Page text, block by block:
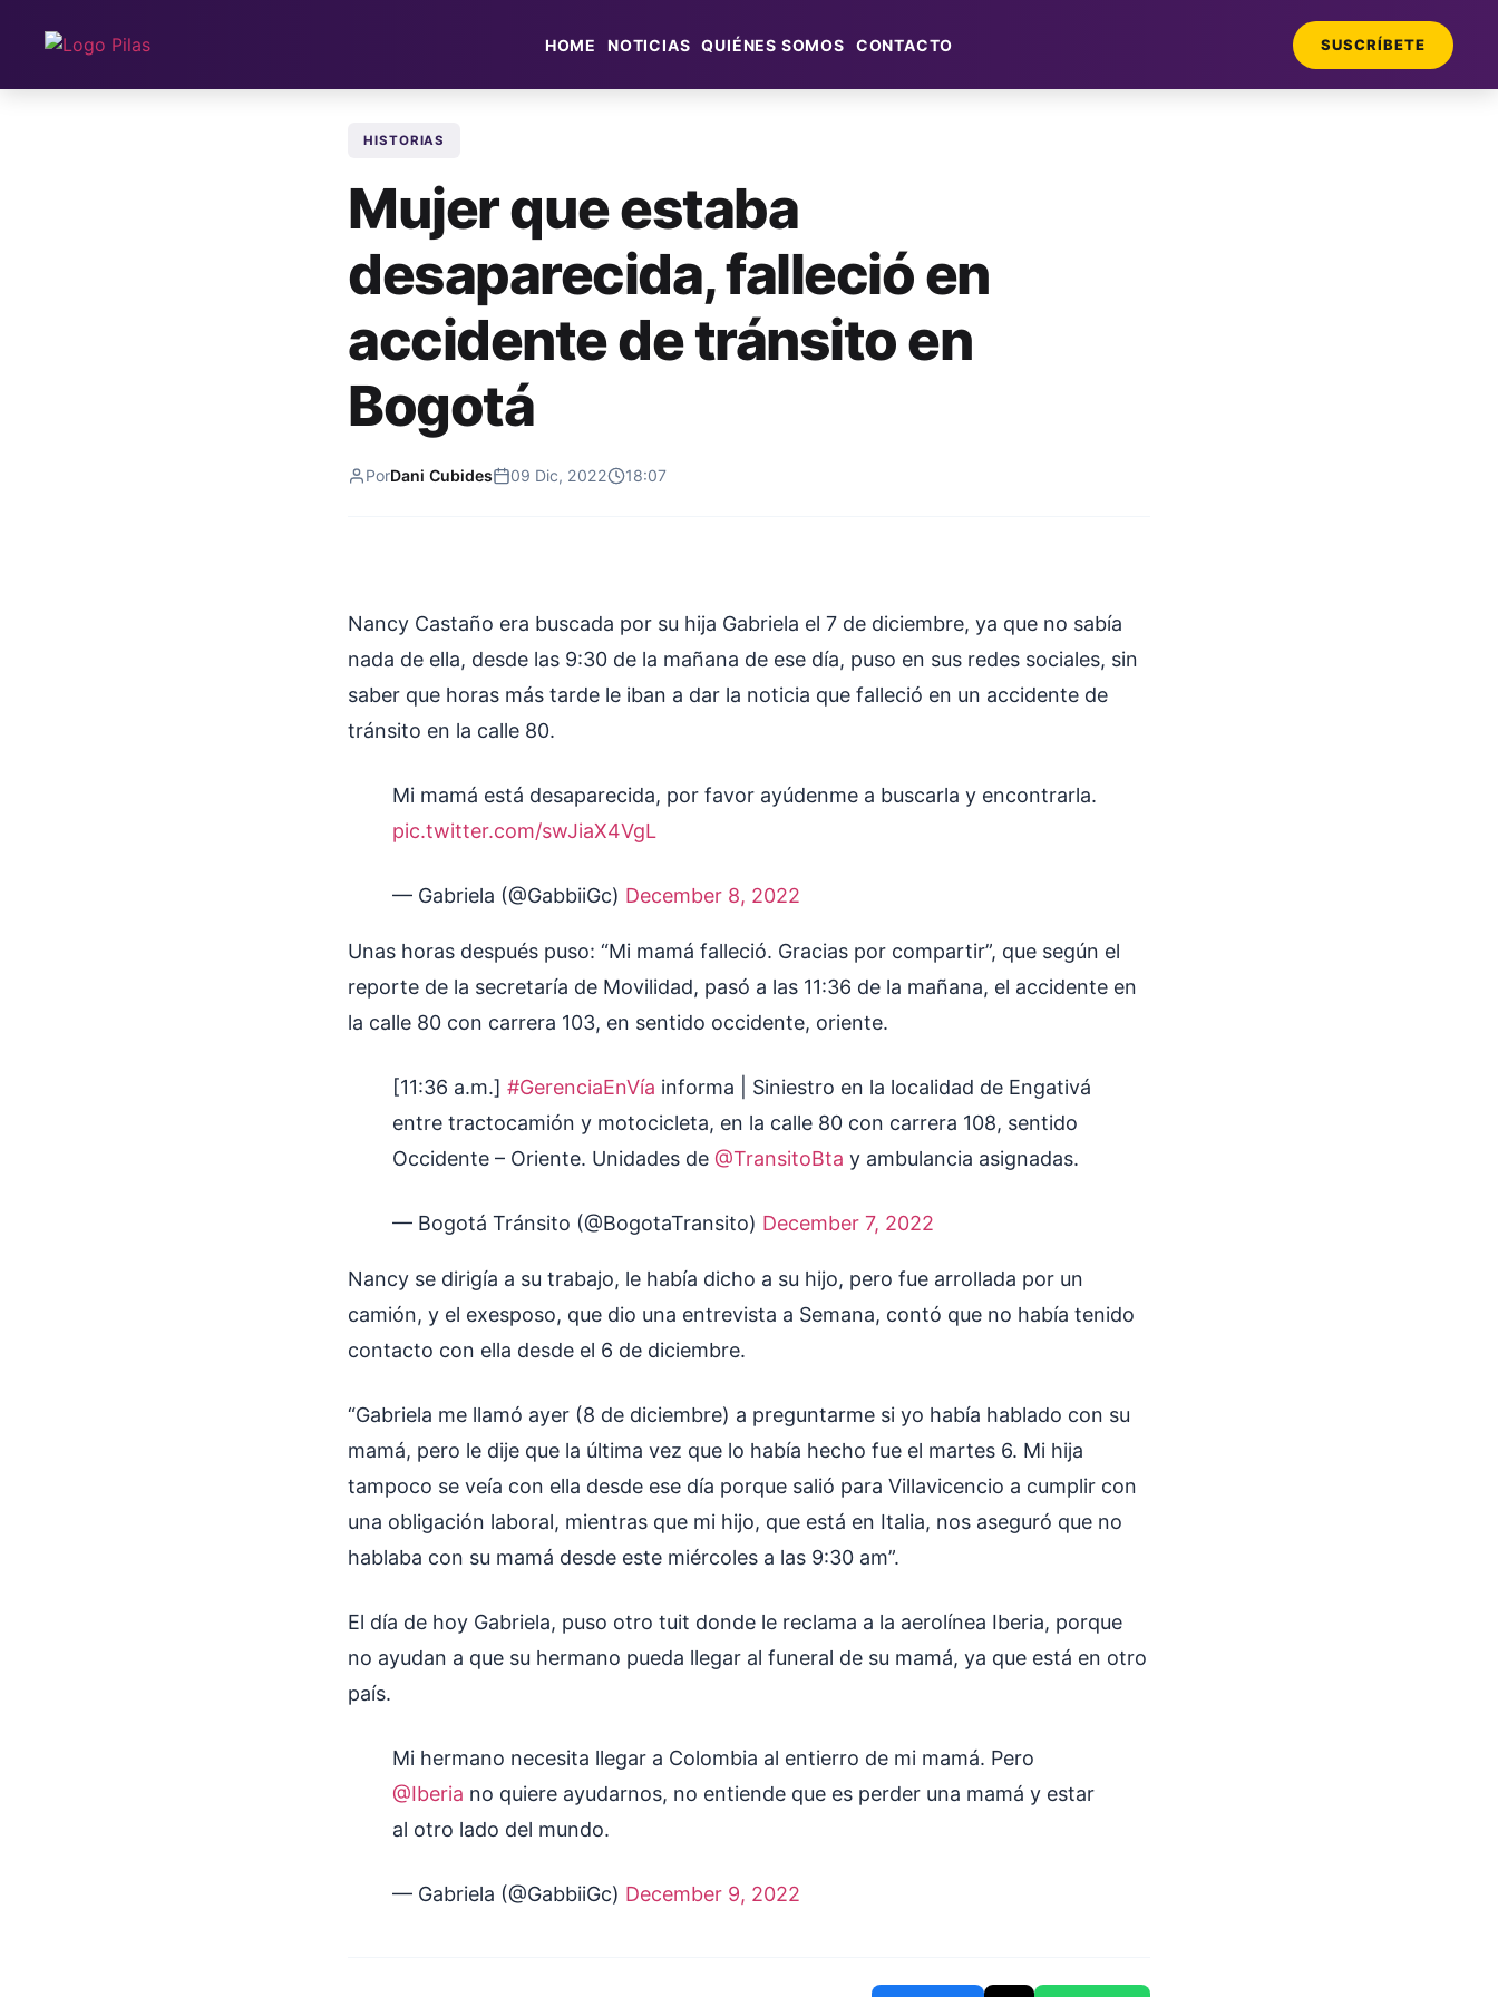
HOME NOTICIAS QUIÉNES SOMOS CONTACTO SUSCRÍBETE
HISTORIAS
Mujer que estaba
desaparecida, falleció en
accidente de tránsito en
Bogotá
PorDani Cubides 09 Dic, 2022 18:07
Nancy Castaño era buscada por su hija Gabriela el 7 de diciembre, ya que no sabía
nada de ella, desde las 9:30 de la mañana de ese día, puso en sus redes sociales, sin
saber que horas más tarde le iban a dar la noticia que falleció en un accidente de
tránsito en la calle 80.
Mi mamá está desaparecida, por favor ayúdenme a buscarla y encontrarla.
pic.twitter.com/swJiaX4VgL
— Gabriela (@GabbiiGc) December 8, 2022
Unas horas después puso: “Mi mamá falleció. Gracias por compartir”, que según el
reporte de la secretaría de Movilidad, pasó a las 11:36 de la mañana, el accidente en
la calle 80 con carrera 103, en sentido occidente, oriente.
[11:36 a.m.] #GerenciaEnVía informa | Siniestro en la localidad de Engativá
entre tractocamión y motocicleta, en la calle 80 con carrera 108, sentido
Occidente – Oriente. Unidades de @TransitoBta y ambulancia asignadas.
— Bogotá Tránsito (@BogotaTransito) December 7, 2022
Nancy se dirigía a su trabajo, le había dicho a su hijo, pero fue arrollada por un
camión, y el exesposo, que dio una entrevista a Semana, contó que no había tenido
contacto con ella desde el 6 de diciembre.
“Gabriela me llamó ayer (8 de diciembre) a preguntarme si yo había hablado con su
mamá, pero le dije que la última vez que lo había hecho fue el martes 6. Mi hija
tampoco se veía con ella desde ese día porque salió para Villavicencio a cumplir con
una obligación laboral, mientras que mi hijo, que está en Italia, nos aseguró que no
hablaba con su mamá desde este miércoles a las 9:30 am”.
El día de hoy Gabriela, puso otro tuit donde le reclama a la aerolínea Iberia, porque
no ayudan a que su hermano pueda llegar al funeral de su mamá, ya que está en otro
país.
Mi hermano necesita llegar a Colombia al entierro de mi mamá. Pero
@Iberia no quiere ayudarnos, no entiende que es perder una mamá y estar
al otro lado del mundo.
— Gabriela (@GabbiiGc) December 9, 2022